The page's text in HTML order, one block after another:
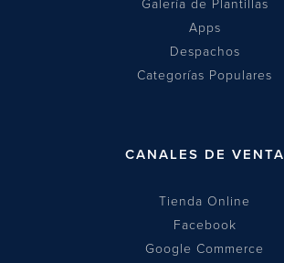
Galería de Plantillas
Apps
Despachos
Categorías Populares
CANALES DE VENTA
Tienda Online
Facebook
Google Commerce